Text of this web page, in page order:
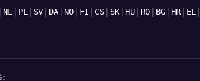
NL | PL | SV | DA | NO | FI | CS | SK | HU | RO | BG | HR| EL |